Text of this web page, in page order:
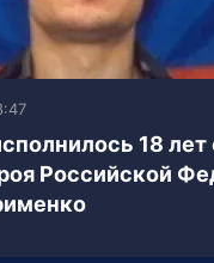
18 лет
Российской